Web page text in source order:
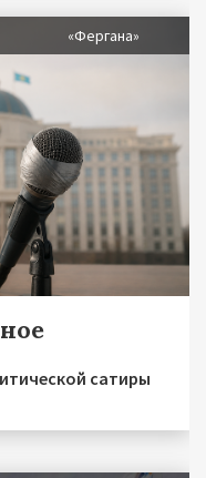
«Фергана»
сатиры